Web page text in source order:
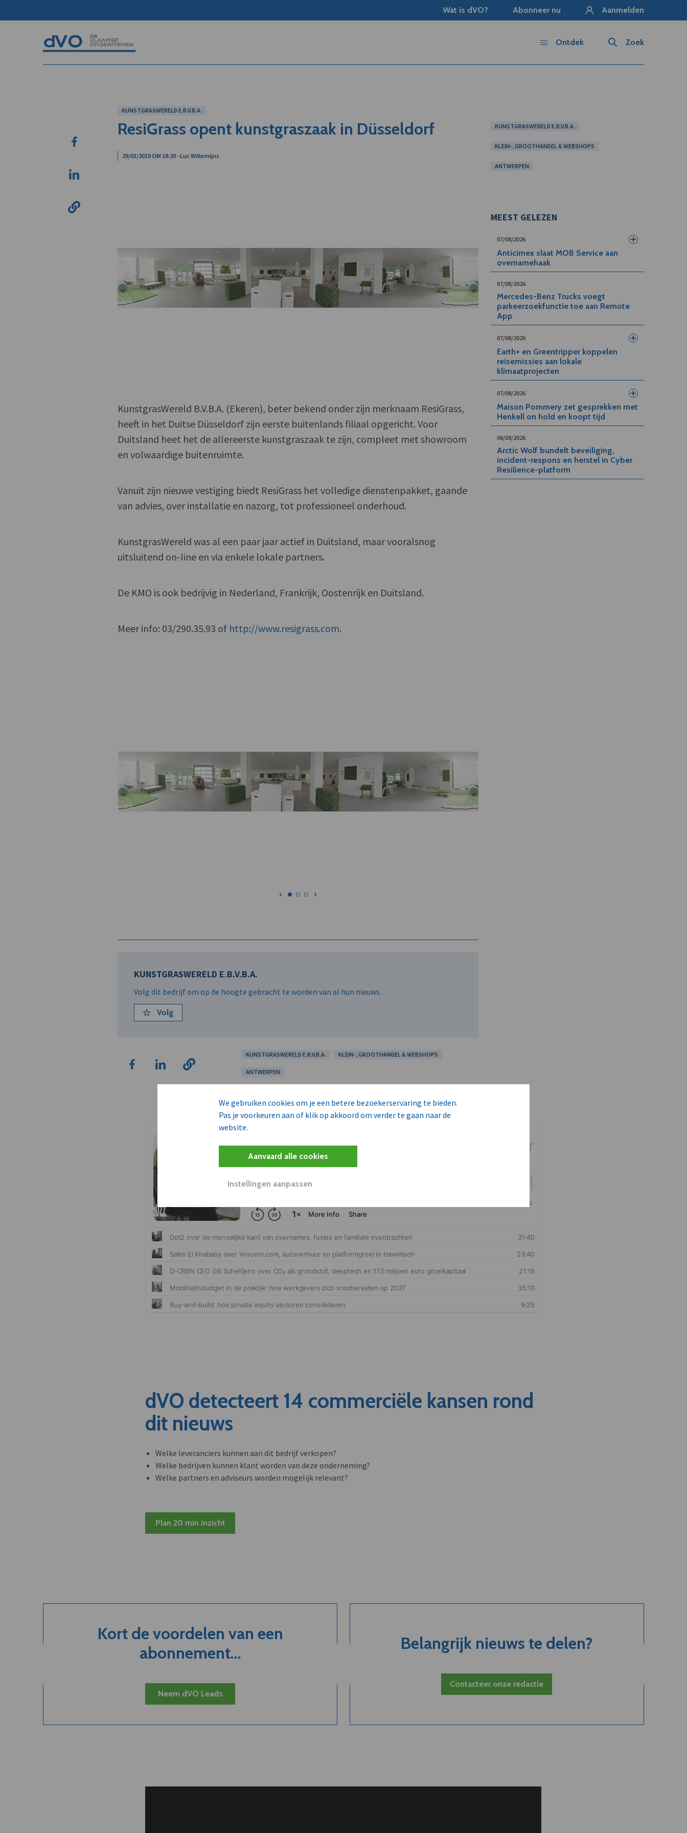
We gebruiken cookies om je een betere bezoekerservaring te bieden.
Pas je voorkeuren aan of klik op akkoord om verder te gaan naar de
website.
Aanvaard alle cookies
Instellingen aanpassen
Wat is dVO? Abonneer nu Aanmelden
Zoek
Ontdek
KUNSTGRASWERELD E.B.V.B.A.
ResiGrass opent kunstgraszaak in Düsseldorf
29/03/2019 OM 18:20 - Luc Willemijns
KunstgrasWereld B.V.B.A. (Ekeren), beter bekend onder zijn merknaam ResiGrass,
heeft in het Duitse Düsseldorf zijn eerste buitenlands filiaal opgericht. Voor
Duitsland heet het de allereerste kunstgraszaak te zijn, compleet met showroom
en volwaardige buitenruimte.
Vanuit zijn nieuwe vestiging biedt ResiGrass het volledige dienstenpakket, gaande
van advies, over installatie en nazorg, tot professioneel onderhoud.
KunstgrasWereld was al een paar jaar actief in Duitsland, maar vooralsnog
uitsluitend on-line en via enkele lokale partners.
De KMO is ook bedrijvig in Nederland, Frankrijk, Oostenrijk en Duitsland.
Meer info: 03/290.35.93 of http://www.resigrass.com.
KUNSTGRASWERELD E.B.V.B.A.
KLEIN-, GROOTHANDEL & WEBSHOPS
ANTWERPEN
MEEST GELEZEN
07/08/2026
Anticimex slaat MOB Service aan
overnamehaak
07/08/2026
Mercedes-Benz Trucks voegt
parkeerzoekfunctie toe aan Remote
App
07/08/2026
Earth+ en Greentripper koppelen
reisemissies aan lokale
klimaatprojecten
07/08/2026
Maison Pommery zet gesprekken met
Henkell on hold en koopt tijd
06/08/2026
Arctic Wolf bundelt beveiliging,
incident-respons en herstel in Cyber
Resilience-platform
KUNSTGRASWERELD E.B.V.B.A.
Volg dit bedrijf om op de hoogte gebracht te worden van al hun nieuws.
Volg
KUNSTGRASWERELD E.B.V.B.A. KLEIN-, GROOTHANDEL & WEBSHOPS
ANTWERPEN
dVO detecteert 14 commerciële kansen rond
dit nieuws
Welke leveranciers kunnen aan dit bedrijf verkopen?
Welke bedrijven kunnen klant worden van deze onderneming?
Welke partners en adviseurs worden mogelijk relevant?
Plan 20 min inzicht
Kort de voordelen van een
abonnement...
Neem dVO Leads
Belangrijk nieuws te delen?
Contacteer onze redactie